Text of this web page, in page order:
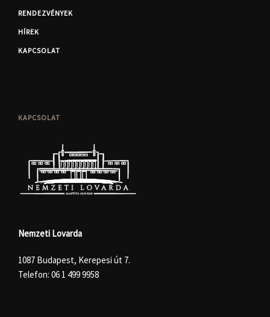
RENDEZVÉNYEK
HÍREK
KAPCSOLAT
KAPCSOLAT
Nemzeti Lovarda
1087 Budapest, Kerepesi út 7.
Telefon: 06 1 499 9958